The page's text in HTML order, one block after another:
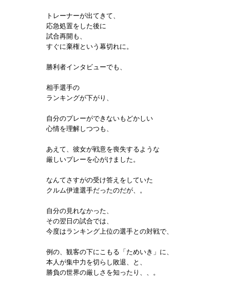
トレーナーが出てきて、
応急処置をした後に
試合再開も、
すぐに棄権という幕切れに。
勝利者インタビューでも、
相手選手の
ランキングが下がり、
自分のプレーができないもどかしい
心情を理解しつつも、
あえて、彼女が戦意を喪失するような
厳しいプレーを心がけました。
なんてさすがの受け答えをしていた
クルム伊達選手だったのだが、。
自分の見れなかった、
その翌日の試合では、
今度はランキング上位の選手との対戦で、
例の、観客の下にこもる「ためいき」に、
本人が集中力を切らし敗退、と、
勝負の世界の厳しさを知ったり、、。